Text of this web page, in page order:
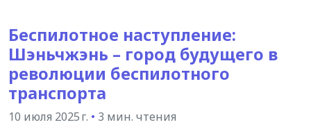
Беспилотное наступление:
Шэньчжэнь – город будущего в
революции беспилотного
транспорта
10 июля 2025 г. • 3 мин. чтения